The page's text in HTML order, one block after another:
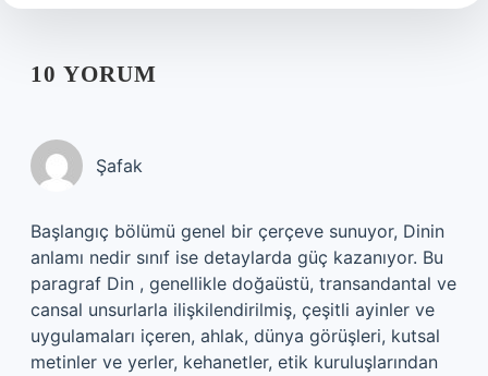
10 YORUM
Şafak
Başlangıç bölümü genel bir çerçeve sunuyor, Dinin
anlamı nedir sınıf ise detaylarda güç kazanıyor. Bu
paragraf Din , genellikle doğaüstü, transandantal ve
cansal unsurlarla ilişkilendirilmiş, çeşitli ayinler ve
uygulamaları içeren, ahlak, dünya görüşleri, kutsal
metinler ve yerler, kehanetler, etik kuruluşlarından